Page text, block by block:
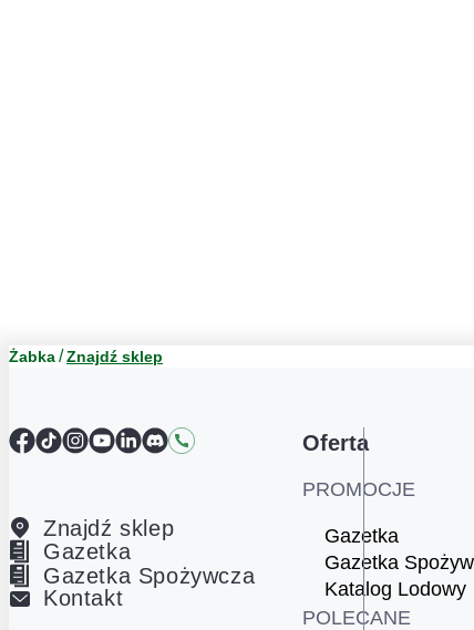
Żabka Znajdź sklep
Facebook
TikTokInstagram
YouTube
LinkedIn
DiscordKontakt
Znajdź sklep
Gazetka
Gazetka Spożywcza
Kontakt
Oferta
PROMOCJE
Gazetka
Gazetka
Katalog Lodowy
POLECANE